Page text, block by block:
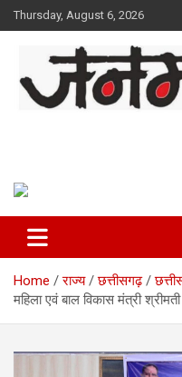
Skip
to
Thursday, August 6, 2026
Home राज्य छत्तीसगढ़
महिला एवं बाल विकास मंत्री